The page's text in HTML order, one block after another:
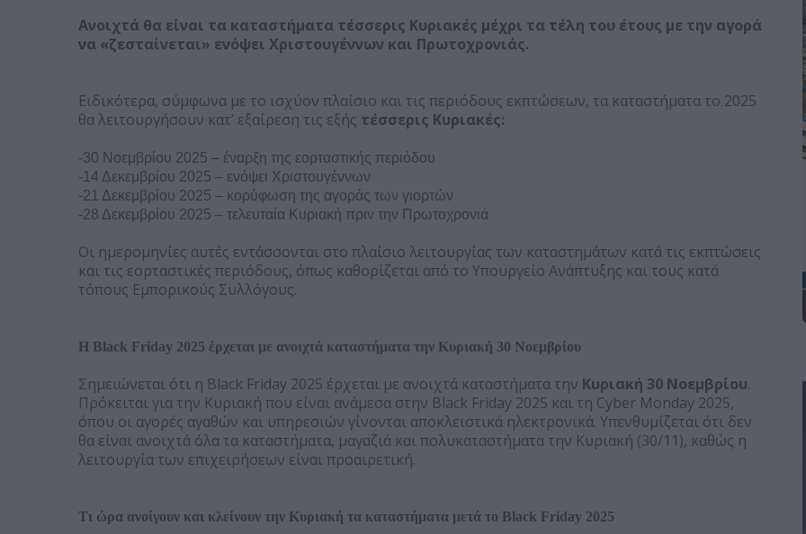
Ανοιχτά θα είναι τα καταστήματα τέσσερις Κυριακές μέχρι τα τέλη του έτους με την αγορά
να «ζεσταίνεται» ενόψει Χριστουγέννων και Πρωτοχρονιάς.
Ειδικότερα, σύμφωνα με το ισχύον πλαίσιο και τις περιόδους εκπτώσεων, τα καταστήματα το 2025
θα λειτουργήσουν κατ’ εξαίρεση τις εξής τέσσερις Κυριακές:
-30 Νοεμβρίου 2025 – έναρξη της εορταστικής περιόδου
-14 Δεκεμβρίου 2025 – ενόψει Χριστουγέννων
-21 Δεκεμβρίου 2025 – κορύφωση της αγοράς των γιορτών
-28 Δεκεμβρίου 2025 – τελευταία Κυριακή πριν την Πρωτοχρονιά
Οι ημερομηνίες αυτές εντάσσονται στο πλαίσιο λειτουργίας των καταστημάτων κατά τις εκπτώσεις
και τις εορταστικές περιόδους, όπως καθορίζεται από το Υπουργείο Ανάπτυξης και τους κατά
τόπους Εμπορικούς Συλλόγους.
Η Black Friday 2025 έρχεται με ανοιχτά καταστήματα την Κυριακή 30 Νοεμβρίου
Σημειώνεται ότι η Black Friday 2025 έρχεται με ανοιχτά καταστήματα την Κυριακή 30 Νοεμβρίου.
Πρόκειται για την Κυριακή που είναι ανάμεσα στην Black Friday 2025 και τη Cyber Monday 2025,
όπου οι αγορές αγαθών και υπηρεσιών γίνονται αποκλειστικά ηλεκτρονικά. Υπενθυμίζεται ότι δεν
θα είναι ανοιχτά όλα τα καταστήματα, μαγαζιά και πολυκαταστήματα την Κυριακή (30/11), καθώς η
λειτουργία των επιχειρήσεων είναι προαιρετική.
Τι ώρα ανοίγουν και κλείνουν την Κυριακή τα καταστήματα μετά το Black Friday 2025